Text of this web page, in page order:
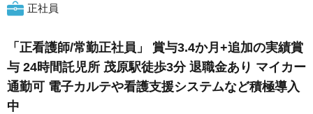
正社員
「正看護師/常勤正社員」 賞与3.4か月+追加の実績賞
与 24時間託児所 茂原駅徒歩3分 退職金あり マイカー
通勤可 電子カルテや看護支援システムなど積極導入
中